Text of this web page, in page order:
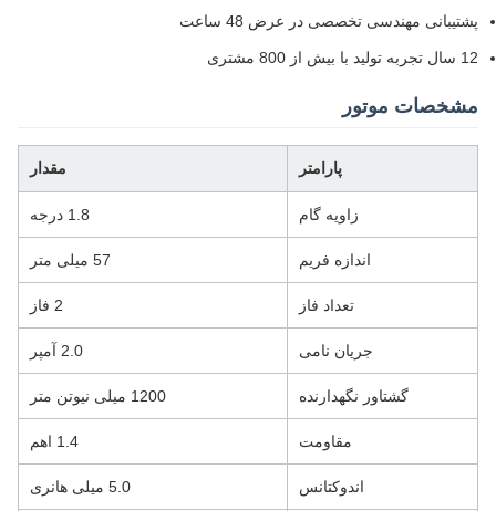
پشتیبانی مهندسی تخصصی در عرض 48 ساعت
12 سال تجربه تولید با بیش از 800 مشتری
مشخصات موتور
پارامتر مقدار
زاویه گام 1.8 درجه
اندازه فریم 57 میلی متر
تعداد فاز
جریان نامی 2.0 آمپر
گشتاور نگهدارنده 1200 میلی نیوتن متر
مقاومت 1.4 اهم
اندوکتانس 5.0 میلی هانری